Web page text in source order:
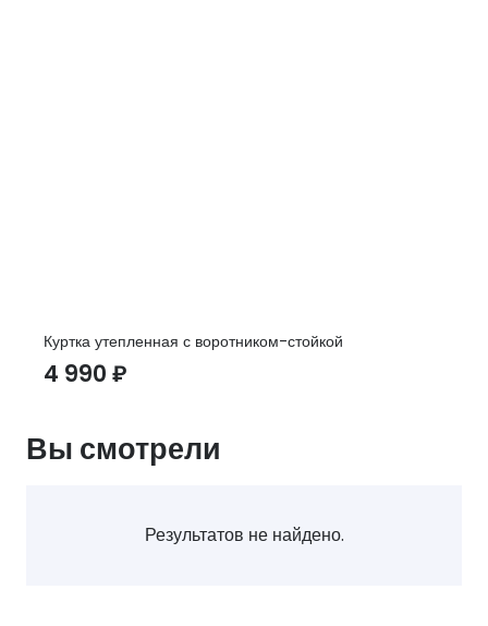
Куртка утепленная с воротником-стойкой
4 990 ₽
Вы смотрели
Результатов не найдено.